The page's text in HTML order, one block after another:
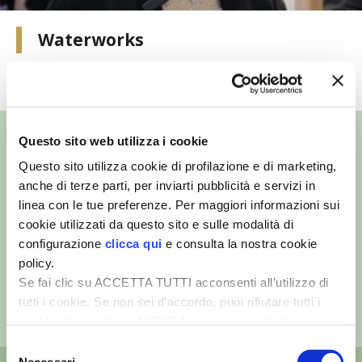
Questo sito web utilizza i cookie
Questo sito utilizza cookie di profilazione e di marketing,
anche di terze parti, per inviarti pubblicità e servizi in
linea con le tue preferenze. Per maggiori informazioni sui
cookie utilizzati da questo sito e sulle modalità di
configurazione clicca qui e consulta la nostra cookie
policy.
Se fai clic su ACCETTA TUTTI acconsenti all’utilizzo di
tutti i cookie. Se non sei d’accordo, puoi rifiutare tutti i
Selezione
VIGNETO BIO
GARDENA
VERONESI
RIMANI A CONTATTO CON LA NATURA
CRESCERE INSIEME
ARCHMAN
NATURALMENTE
Waterworks
TUTTI I VIDEO
©
- Tutti i diritti riservati
Edizioni L’Informatore Agrario S.r.l.
via Bencivenga-Biondani, 16
37133 Verona - Italia
Partita iva: 00230010233
Reg. imp. di Verona nr. 00230010233
Capitale sociale: Euro 510.000,00 i.v.